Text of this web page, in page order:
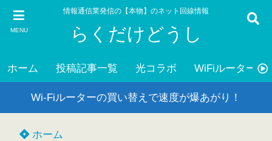
MENU
情報通信業発信の【本物】のネット回線情報
らくだけどうし
ホーム 投稿記事一覧 光コラボ WiFiルーター
Wi-Fiルーターの買い替えで速度が爆あがり！
ホーム